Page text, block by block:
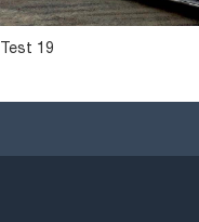
Test 19